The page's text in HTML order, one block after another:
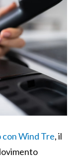
con Wind Tre, il